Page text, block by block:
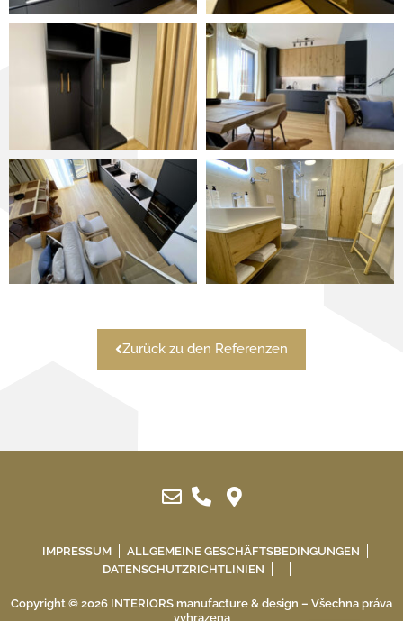
Zurück zu den Referenzen
IMPRESSUM
ALLGEMEINE GESCHÄFTSBEDINGUNGEN
DATENSCHUTZRICHTLINIEN
Copyright © 2026 INTERIORS manufacture & design – Všechna práva
vyhrazena